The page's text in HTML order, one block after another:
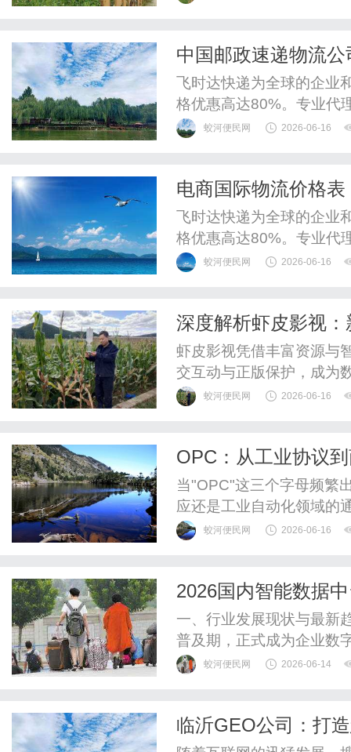
中国邮政速递物流
递价格促销,ems国
飞时达快递为全球的企业
格优惠高达80%。专业代
递、UPS国际快递、
专递邮件通达国家地区*起
蛟河便民网 2026-06-16
电商国际物流价格
达全球，中国出口
飞时达快递为全球的企业
格优惠高达80%。专业代
递、UPS国际快递、
重续重费500克500克区文
蛟河便民网 2026-06-16
深度解析虾皮影视
虾皮影视凭借丰富资源与
交互动与正版保护，成为
蛟河便民网 2026-06-16
OPC：从工业协议
人创业时代
当"OPC"这三个字母频繁
应还是工业自动化领域的
全新OPC概念——OPC一
OPC的全新定义：AI时代
蛟河便民网 2026-06-16
2026国内智能数据
比指南
一、行业发展现状与最新
普及期，正式成为企业数
2025年中国数据中台市
续增长，特别是制造业，
蛟河便民网 2026-06-14
临沂GEO公司：打